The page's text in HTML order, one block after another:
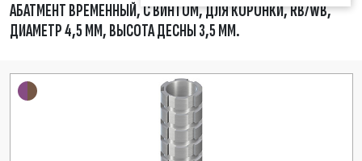
АБАТМЕНТ ВРЕМЕННЫЙ, С ВИНТОМ, ДЛЯ КОРОНКИ, RB/WB,
ДИАМЕТР 4,5 ММ, ВЫСОТА ДЕСНЫ 3,5 ММ.